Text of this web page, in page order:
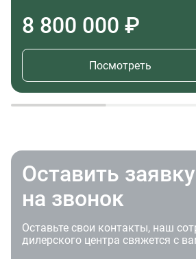
8 800 000 ₽
Посмотреть
Оставить заявку
на звонок
Оставьте свои контакты, наш
дилерского центра свяжется с